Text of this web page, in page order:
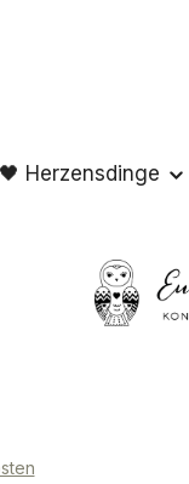
🖤 Herzensdinge